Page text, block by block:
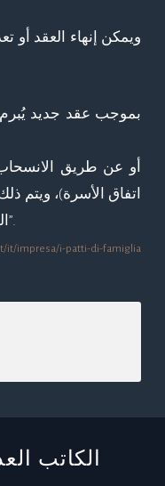
ويمكن إنهاء العقد
بموجب عقد جديد
أو عن طريق
اتفاق الأسرة)، ويتم
المتعاقدين ومصدق من كاتب العدل”.
it/impresa/i-patti-di-famiglia
الكاتب